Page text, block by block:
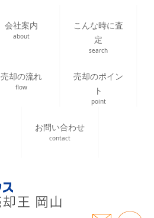
会社案内
about
こんな時に査
定
search
売却の流れ
flow
売却のポイン
ト
point
お問い合わせ
contact